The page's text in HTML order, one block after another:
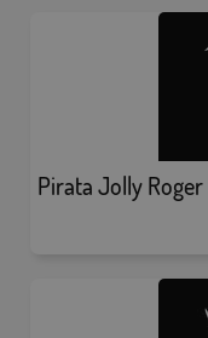
Pirata Jolly Roger